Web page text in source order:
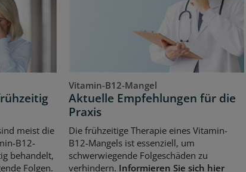
meist die
B12-
behandelt,
Folgen.
Vitamin-B12-Mangel
Aktuelle Empfehlungen für die
Praxis
Die frühzeitige Therapie eines Vitamin-
B12-Mangels ist essenziell, um
schwerwiegende Folgeschäden zu
verhindern. Informieren Sie sich hier